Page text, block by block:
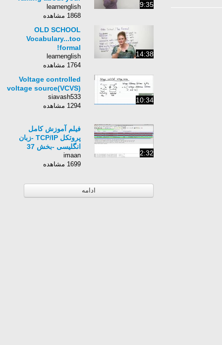
9:35
learnenglish
1868 مشاهده
14:38
OLD SCHOOL
Vocabulary...too
formal!
learnenglish
1764 مشاهده
10:34
Voltage controlled
voltage source(VCVS)
siavash533
1294 مشاهده
2:32
فیلم آموزش کامل
پروتکل TCP/IP -زبان
انگلیسی -بخش 37
imaan
1699 مشاهده
ادامه